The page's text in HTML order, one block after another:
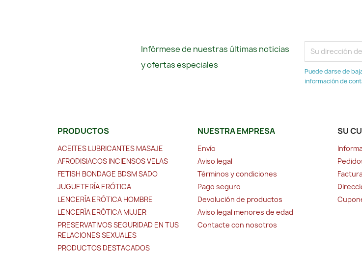
Infórmese de nuestras últimas noticias
y ofertas especiales
Puede darse de
información de
PRODUCTOS
ACEITES LUBRICANTES MASAJE
AFRODISIACOS INCIENSOS VELAS
FETISH BONDAGE BDSM SADO
JUGUETERÍA ERÓTICA
LENCERÍA ERÓTICA HOMBRE
LENCERÍA ERÓTICA MUJER
PRESERVATIVOS SEGURIDAD EN TUS
RELACIONES SEXUALES
PRODUCTOS DESTACADOS
NUESTRA EMPRESA
Envío
Aviso legal
Términos y condiciones
Pago seguro
Devolución de productos
Aviso legal menores de edad
Contacte con nosotros
SU